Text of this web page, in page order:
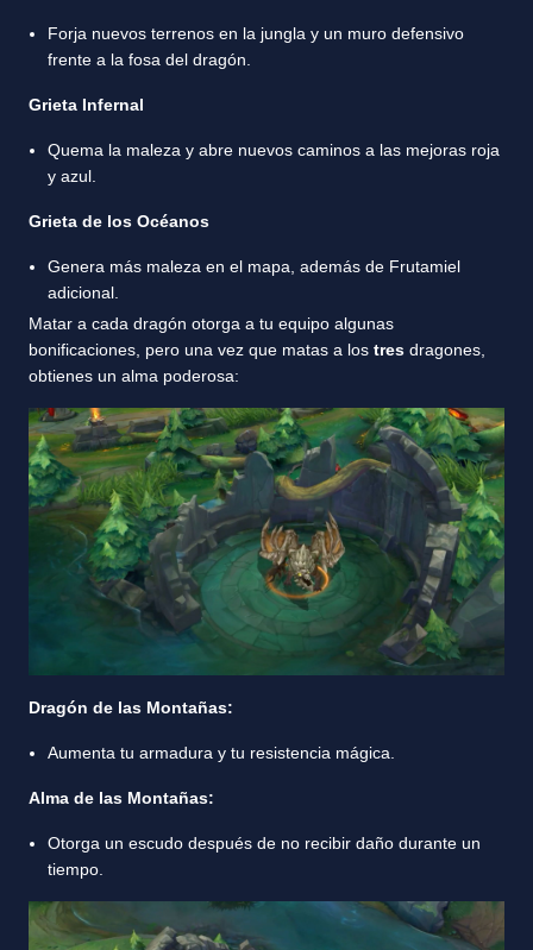
Forja nuevos terrenos en la jungla y un muro defensivo
frente a la fosa del dragón.
Grieta Infernal
Quema la maleza y abre nuevos caminos a las mejoras roja
y azul.
Grieta de los Océanos
Genera más maleza en el mapa, además de Frutamiel
adicional.
Matar a cada dragón otorga a tu equipo algunas
bonificaciones, pero una vez que matas a los tres dragones,
obtienes un alma poderosa:
Dragón de las Montañas:
Aumenta tu armadura y tu resistencia mágica.
Alma de las Montañas:
Otorga un escudo después de no recibir daño durante un
tiempo.